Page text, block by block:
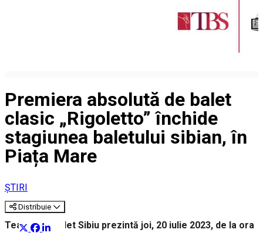
Premiera absolută de balet
clasic „Rigoletto” închide
stagiunea baletului sibian, în
Piața Mare
ȘTIRI
Distribuie
Teatrul de Balet Sibiu prezintă joi, 20 iulie 2023, de la ora